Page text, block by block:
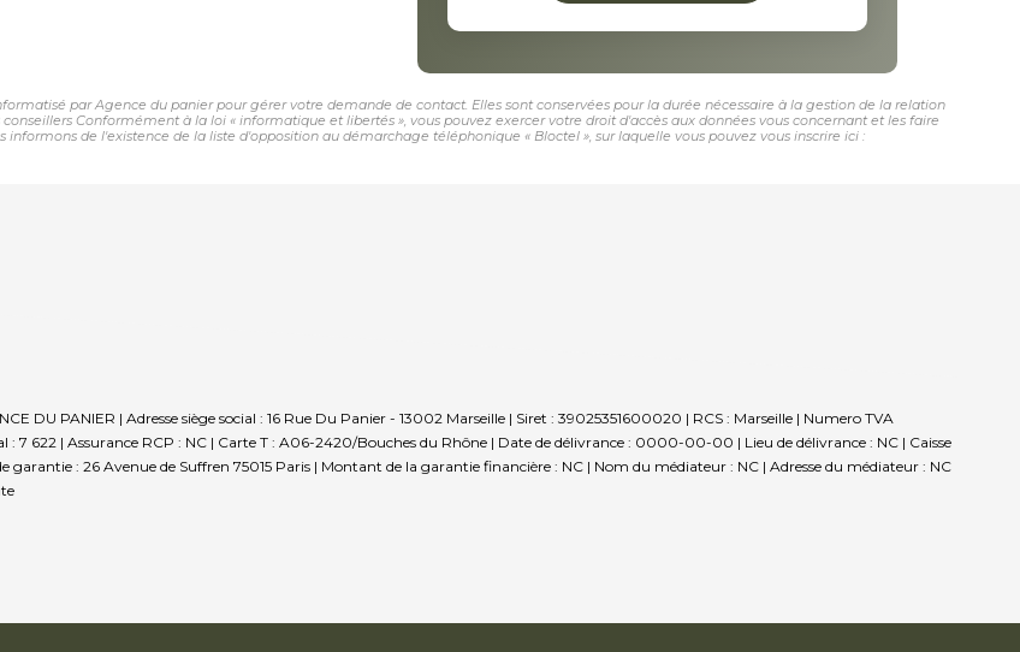
par Agence du panier pour gérer votre demande de contact. Elles sont conservées pour la durée nécessaire à la gestion de la relation
Conformément à la loi « informatique et libertés », vous pouvez exercer votre droit d'accès aux données vous concernant et les faire
de l'existence de la liste d'opposition au démarchage téléphonique « Bloctel », sur laquelle vous pouvez vous inscrire ici :
DU PANIER | Adresse siège social : 16 Rue Du Panier - 13002 Marseille | Siret : 39025351600020 | RCS : Marseille | Numero TVA
7 622 | Assurance RCP : NC | Carte T : A06-2420/Bouches du Rhône | Date de délivrance : 0000-00-00 | Lieu de délivrance : NC | Caisse
garantie : 26 Avenue de Suffren 75015 Paris | Montant de la garantie financière : NC | Nom du médiateur : NC | Adresse du médiateur : NC